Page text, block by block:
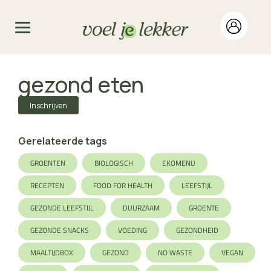
gezond eten
Inschrijven
Gerelateerde tags
GROENTEN BIOLOGISCH
EKOMENU
RECEPTEN
FOOD FOR HEALTH
LEEFSTIJL
GEZONDE LEEFSTIJL
DUURZAAM
GROENTE
GEZONDE SNACKS
VOEDING
GEZONDHEID
MAALTIJDBOX
GEZOND NO WASTE
VEGAN